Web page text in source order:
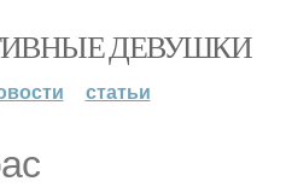
ДЕВУШКИ
статьи